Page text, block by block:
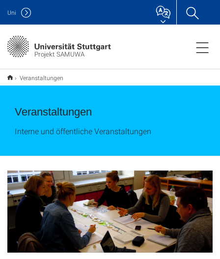
Projekt SAMUWA
Uni
Veranstaltungen
Veranstaltungen
Interne und öffentliche Veranstaltungen